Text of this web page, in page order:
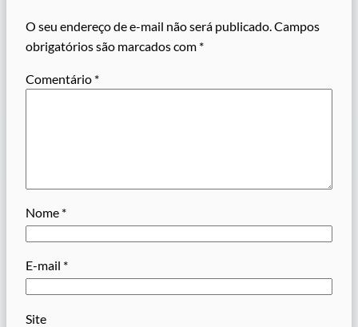
O seu endereço de e-mail não será publicado. Campos
obrigatórios são marcados com *
Comentário *
Nome *
E-mail *
Site